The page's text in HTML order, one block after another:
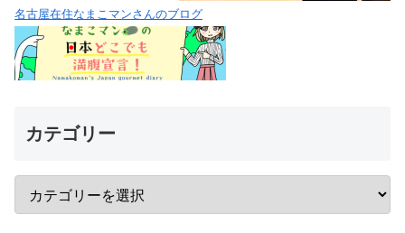
名古屋在住なまこマンさんのブログ
カテゴリー